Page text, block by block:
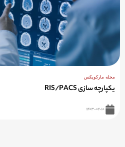
مجله مارکوپکس
یکپارچه سازی RIS/PACS